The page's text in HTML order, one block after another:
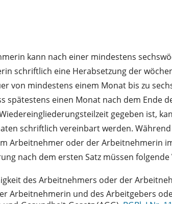
kann nach einer mindestens
schriftlich eine Herabsetzung der
von mindestens einem Monat bis zu
spätestens einen Monat nach dem
gegeben ist,
schriftlich vereinbart werden.
Arbeitnehmer oder der Arbeitnehmerin
nach dem ersten Satz müssen
des Arbeitnehmers oder der
Arbeitnehmerin und des Arbeitgebers